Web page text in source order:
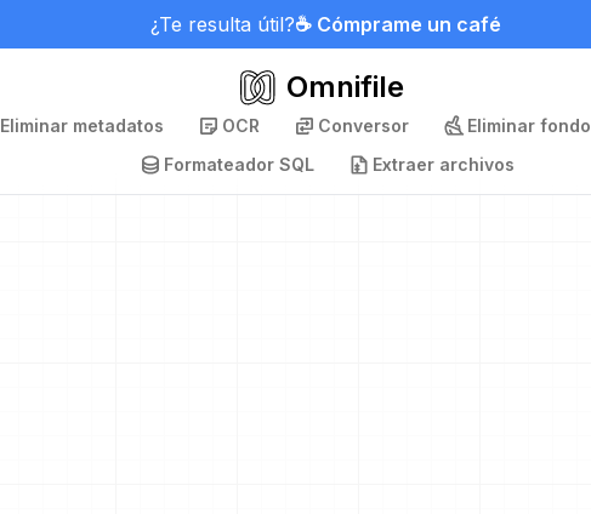
¿Te resulta útil?☕ Cómprame un café
Omnifile
Eliminar metadatos OCR Conversor Eliminar fondo
Formateador SQL
Extraer archivos